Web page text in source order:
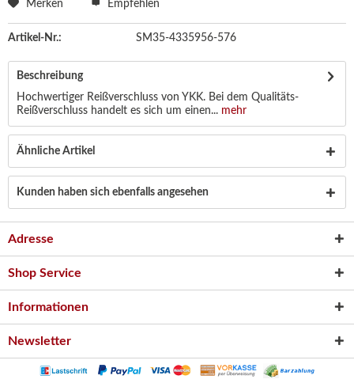
Merken Empfehlen
Artikel-Nr.: SM35-4335956-576
Beschreibung
Hochwertiger Reißverschluss von YKK. Bei dem Qualitäts-
Reißverschluss handelt es sich um einen... mehr
Ähnliche Artikel
Kunden haben sich ebenfalls angesehen
Adresse
Shop Service
Informationen
Newsletter